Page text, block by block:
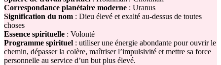
Correspondance planétaire moderne : Uranus
Signification du nom : Dieu élevé et exalté au-dessus de toutes
choses
Essence spirituelle : Volonté
Programme spirituel : utiliser une énergie abondante pour ouvrir le
chemin, dépasser la colère, maîtriser l’impulsivité et mettre sa force
personnelle au service d’un but plus élevé.